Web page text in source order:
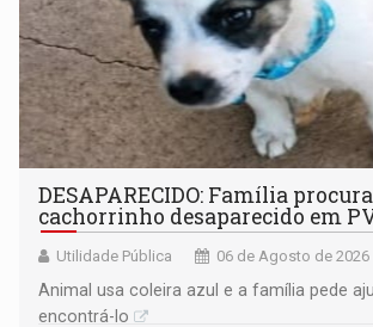
DESAPARECIDO: Família
cachorrinho desaparecido em
Utilidade Pública 06 de Agosto de 2026
Animal usa coleira azul e a família pede
encontrá-lo